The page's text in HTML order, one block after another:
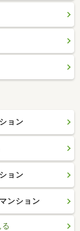
ョン
ョン
ンション